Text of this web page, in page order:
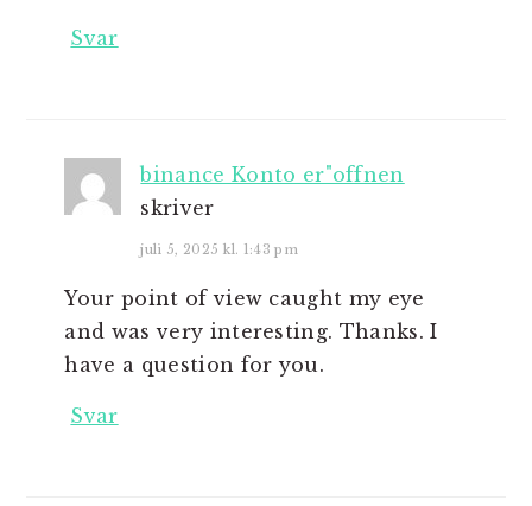
Svar
binance Konto er"offnen
skriver
juli 5, 2025 kl. 1:43 pm
Your point of view caught my eye
and was very interesting. Thanks. I
have a question for you.
Svar